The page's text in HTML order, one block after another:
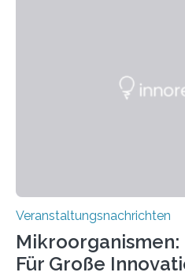
Veranstaltungsnachrichten
Für Große